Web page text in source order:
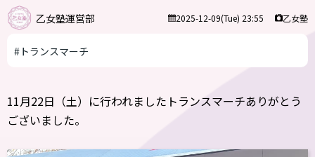
乙女塾運営部 2025-12-09(Tue) 23:55 乙女塾
#トランスマーチ
11月22日（土）に行われましたトランスマーチありがとう
ございました。